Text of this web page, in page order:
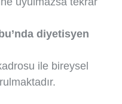
diyetisyen
ile bireysel